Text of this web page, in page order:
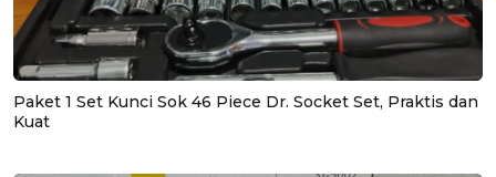
Paket 1 Set Kunci Sok 46 Piece Dr. Socket Set, Praktis dan
Kuat